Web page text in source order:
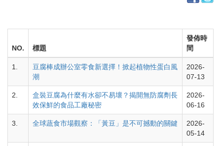
NO. 標題
發佈時
間
1.
豆腐棒成辦公室零食新選擇！掀起植物性蛋白風
潮
2026-
07-13
2.
盒裝豆腐為什麼有水卻不易壞？揭開無防腐劑長
效保鮮的食品工廠秘密
2026-
06-16
3. 全球蔬食市場觀察：「黃豆」是不可撼動的關鍵
2026-
05-14